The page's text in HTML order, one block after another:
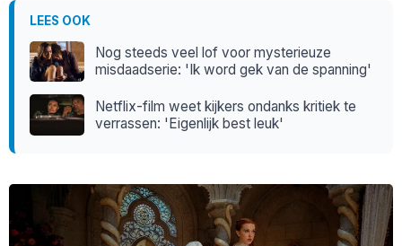
LEES OOK
Nog steeds veel lof voor mysterieuze
misdaadserie: 'Ik word gek van de spanning'
Netflix-film weet kijkers ondanks kritiek te
verrassen: 'Eigenlijk best leuk'